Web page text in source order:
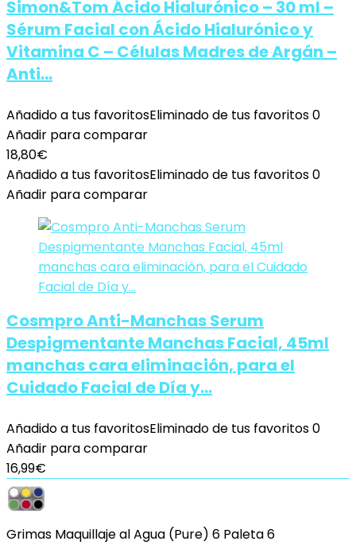
Simon&Tom Ácido Hialurónico – 30 ml –
Sérum Facial con Ácido Hialurónico y
Vitamina C – Células Madres de Argán –
Anti…
Añadido a tus favoritosEliminado de tus favoritos0
Añadir para comparar
18,80€
Añadido a tus favoritosEliminado de tus favoritos0
Añadir para comparar
Cosmpro Anti-Manchas Serum
Despigmentante Manchas Facial, 45ml
manchas cara eliminación, para el
Cuidado Facial de Día y…
Añadido a tus favoritosEliminado de tus favoritos0
Añadir para comparar
16,99€
Grimas Maquillaje al Agua (Pure) 6 Paleta 6